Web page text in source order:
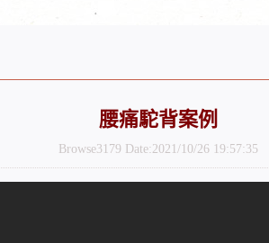
腰痛駝背案例
Browse3179 Date:2021/10/26 19:57:35